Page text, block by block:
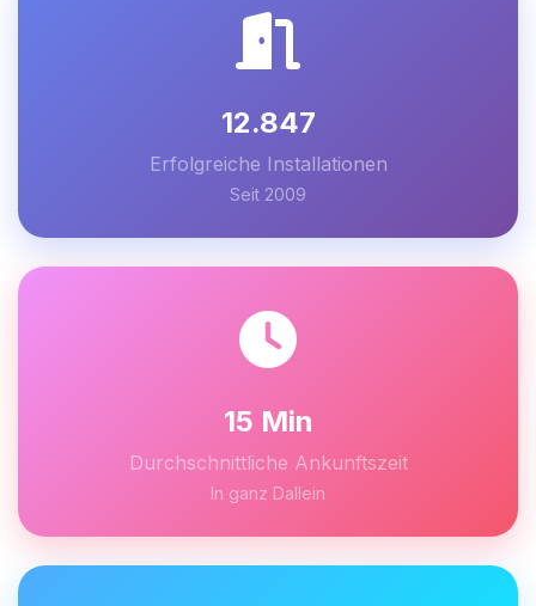
12.847
Erfolgreiche Installationen
Seit 2009
15 Min
Durchschnittliche Ankunftszeit
In ganz Dallein